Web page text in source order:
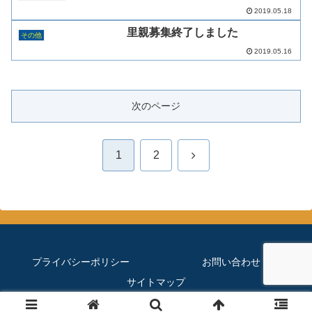
2019.05.18
その他 里親募集終了しました
2019.05.16
次のページ
1 2 次
プライバシーポリシー
お問い合わせ
サイトマップ
© 2019 ほぼメダカのブログ.